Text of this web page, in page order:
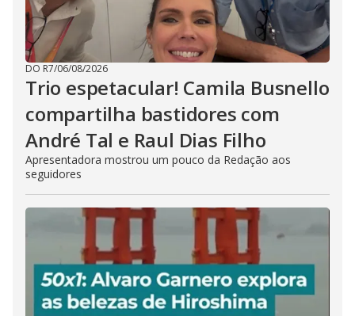
DO R7/06/08/2026
Trio espetacular! Camila Busnello
compartilha bastidores com
André Tal e Raul Dias Filho
Apresentadora mostrou um pouco da Redação aos
seguidores